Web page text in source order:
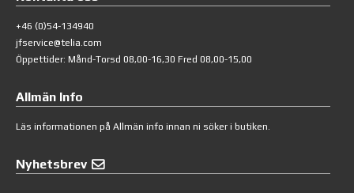
+46 (0)54-134940
jfservice@telia.com
Öppettider: Månd-Torsd 08,00-16,30 Fred 08,00-15,00
Allmän Info
Läs informationen på Allmän info innan ni söker i butiken.
Nyhetsbrev